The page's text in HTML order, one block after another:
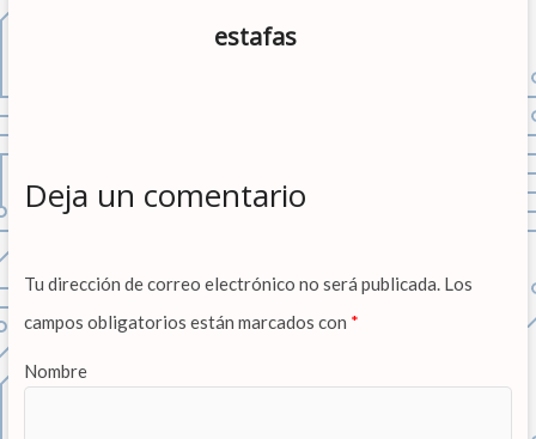
estafas
Deja un comentario
Tu dirección de correo electrónico no será publicada. Los
campos obligatorios están marcados con *
Nombre